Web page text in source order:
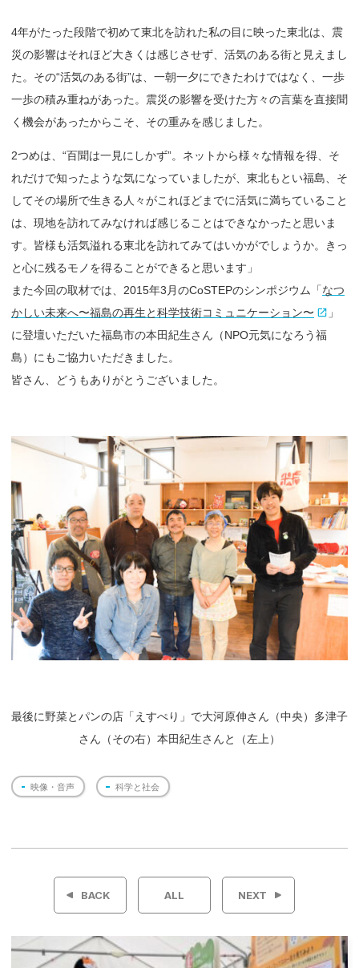
4年がたった段階で初めて東北を訪れた私の目に映った東北は、震
災の影響はそれほど大きくは感じさせず、活気のある街と見えまし
た。その“活気のある街”は、一朝一夕にできたわけではなく、一歩
一歩の積み重ねがあった。震災の影響を受けた方々の言葉を直接聞
く機会があったからこそ、その重みを感じました。
2つめは、“百聞は一見にしかず”。ネットから様々な情報を得、そ
れだけで知ったような気になっていましたが、東北もとい福島、そ
してその場所で生きる人々がこれほどまでに活気に満ちていること
は、現地を訪れてみなければ感じることはできなかったと思いま
す。皆様も活気溢れる東北を訪れてみてはいかがでしょうか。きっ
と心に残るモノを得ることができると思います」
また今回の取材では、2015年3月のCoSTEPのシンポジウム「なつ
かしい未来へ〜福島の再生と科学技術コミュニケーション〜
」
に登壇いただいた福島市の本田紀生さん（NPO元気になろう福
島）にもご協力いただきました。
皆さん、どうもありがとうございました。
最後に野菜とパンの店「えすぺり」で大河原伸さん（中央）多津子
さん（その右）本田紀生さんと（左上）
映像・音声 科学と社会
投
ビ
BACK ALL NEXT